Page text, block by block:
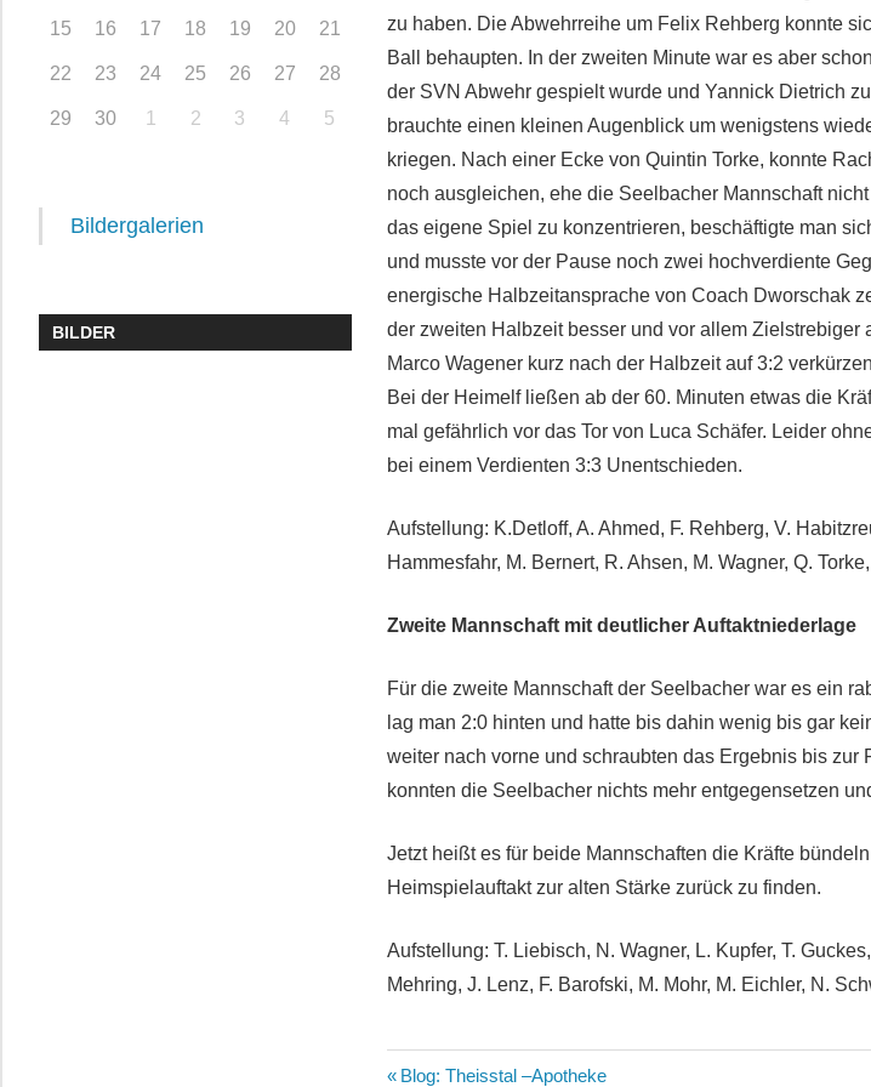
zu haben. Die Abwehrreihe um Felix Rehberg konnte
Ball behaupten. In der zweiten Minute war es aber
der SVN Abwehr gespielt wurde und Yannick Dietrich
brauchte einen kleinen Augenblick um wenigstens
kriegen. Nach einer Ecke von Quintin Torke, konnte
noch ausgleichen, ehe die Seelbacher Mannschaft
das eigene Spiel zu konzentrieren, beschäftigte man
und musste vor der Pause noch zwei hochverdiente
energische Halbzeitansprache von Coach Dworschak
der zweiten Halbzeit besser und vor allem Zielstrebiger
Marco Wagener kurz nach der Halbzeit auf 3:2
Bei der Heimelf ließen ab der 60. Minuten etwas die
mal gefährlich vor das Tor von Luca Schäfer. Leider
bei einem Verdienten 3:3 Unentschieden.
Aufstellung: K.Detloff, A. Ahmed, F. Rehberg, V.
Hammesfahr, M. Bernert, R. Ahsen, M. Wagner, Q.
Zweite Mannschaft mit deutlicher Auftaktniederlage
Für die zweite Mannschaft der Seelbacher war es ein
lag man 2:0 hinten und hatte bis dahin wenig bis gar
weiter nach vorne und schraubten das Ergebnis bis zur
konnten die Seelbacher nichts mehr entgegensetzen
Jetzt heißt es für beide Mannschaften die Kräfte
Heimspielauftakt zur alten Stärke zurück zu finden.
Aufstellung: T. Liebisch, N. Wagner, L. Kupfer, T.
Mehring, J. Lenz, F. Barofski, M. Mohr, M. Eichler, N.
Vorheriger
Blog: Theisstal –Apotheke
15 16 17 18 19 20 21
22 23 24 25 26 27 28
29 30 1 2 3 4 5
Bildergalerien
BILDER